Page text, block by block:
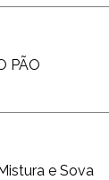
PÃO
e Sova